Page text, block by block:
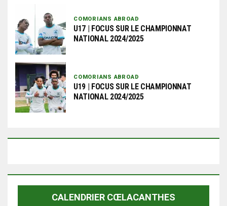
COMORIANS ABROAD
U17 | FOCUS SUR LE CHAMPIONNAT
NATIONAL 2024/2025
COMORIANS ABROAD
U19 | FOCUS SUR LE CHAMPIONNAT
NATIONAL 2024/2025
CALENDRIER CŒLACANTHES